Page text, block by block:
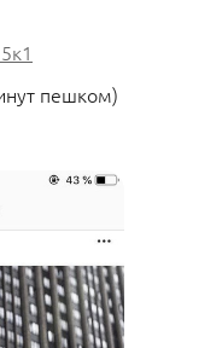
пешком)